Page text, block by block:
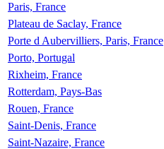
Paris, France
Plateau de Saclay, France
Porte d Aubervilliers, Paris, France
Porto, Portugal
Rixheim, France
Rotterdam, Pays-Bas
Rouen, France
Saint-Denis, France
Saint-Nazaire, France